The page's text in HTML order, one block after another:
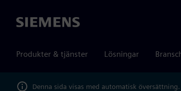
Siemens
Produkter & tjänster Lösningar
Denna sida visas med automatisk översättning.